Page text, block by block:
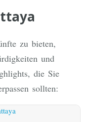
zu bieten,
und
die Sie
sollten: